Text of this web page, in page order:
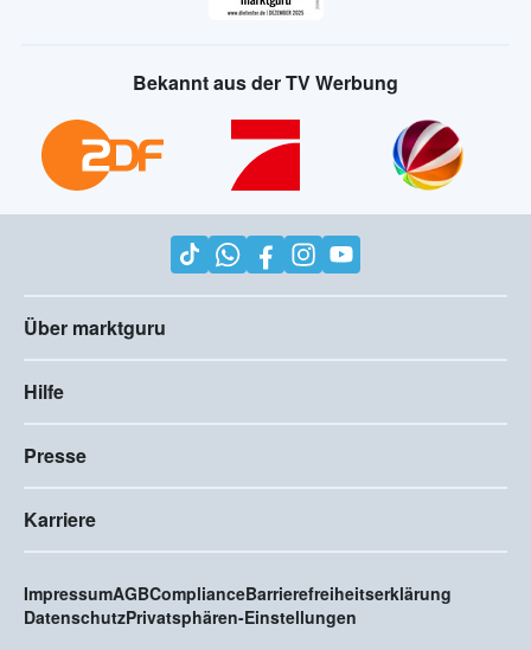
Bekannt aus der TV Werbung
Über marktguru
Hilfe
Presse
Karriere
ImpressumAGBComplianceBarrierefreiheitserklärung
DatenschutzPrivatsphären-Einstellungen